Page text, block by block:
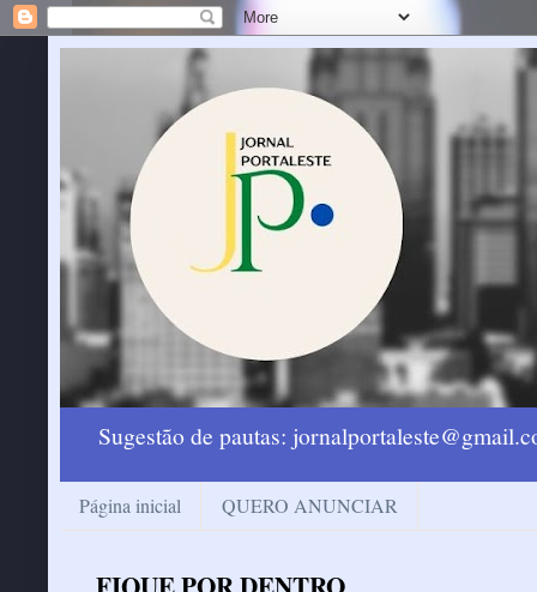
Sugestão de pautas:
Página inicial QUERO ANUNCIAR